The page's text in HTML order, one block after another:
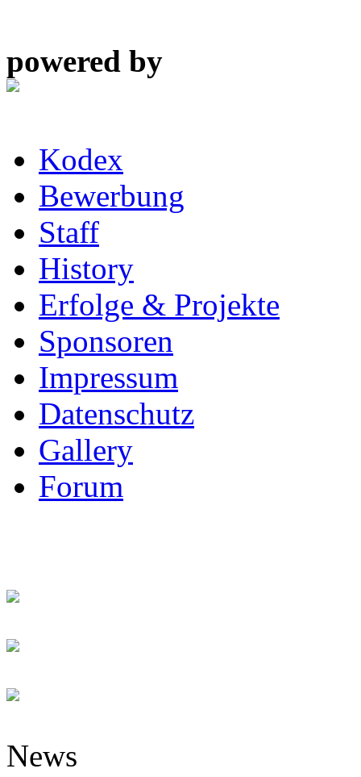
powered by
Kodex
Bewerbung
Staff
History
Erfolge & Projekte
Sponsoren
Impressum
Datenschutz
Gallery
Forum
News